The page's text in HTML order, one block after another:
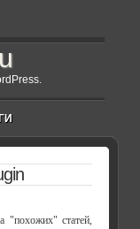
"похожих" статей,